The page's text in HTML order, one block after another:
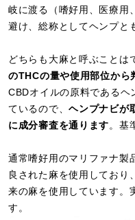
岐に渡る（嗜好用、医療用
避け、総称としてヘンプと
どちらも大麻と呼ぶことは
のTHCの量や使用部位から
CBDオイルの原料であるヘ
ているので、ヘンプナビが
に成分審査を通ります。基
通常嗜好用のマリファナ製
良された麻を使用しており
来の麻を使用しています。
す。